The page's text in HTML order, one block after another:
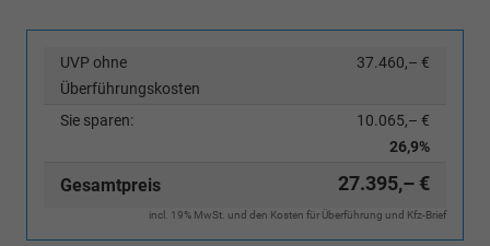
UVP ohne
Überführungskosten
37.460,– €
Sie sparen:
10.065,– €
26,9%
Gesamtpreis 27.395,– €
incl. 19% MwSt. und den Kosten für Überführung und Kfz-Brief